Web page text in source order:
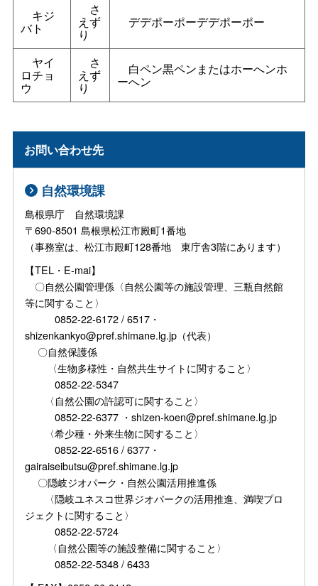
キジ
バト
さ
えず
り
デデポーポーデデポーポー
ヤイ
ロチョ
ウ
さ
えず
り
白ペン黒ペンまたはホーへンホ
ーへン
お問い合わせ先
自然環境課
島根県庁 自然環境課
〒690-8501 島根県松江市殿町1番地
（事務室は、松江市殿町128番地 東庁舎3階にあります）
【TEL・E-mai】
〇自然公園管理係〈自然公園等の施設管理、三瓶自然館
等に関すること〉
0852-22-6172 / 6517・
shizenkankyo@pref.shimane.lg.jp（代表）
〇自然保護係
〈生物多様性・自然共生サイトに関すること〉
0852-22-5347
〈自然公園の許認可に関すること〉
0852-22-6377 ・shizen-koen@pref.shimane.lg.jp
〈希少種・外来生物に関すること〉
0852-22-6516 / 6377・
gairaiseibutsu@pref.shimane.lg.jp
〇隠岐ジオパーク・自然公園活用推進係
〈隠岐ユネスコ世界ジオパークの活用推進、満喫プロ
ジェクトに関すること〉
0852-22-5724
〈自然公園等の施設整備に関すること〉
0852-22-5348 / 6433